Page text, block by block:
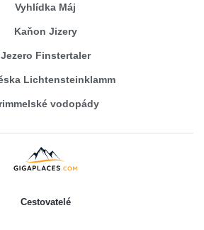
Vyhlídka Máj
Kaňon Jizery
Jezero Finstertaler
Lichtensteinklamm
vodopády
Cestovatelé